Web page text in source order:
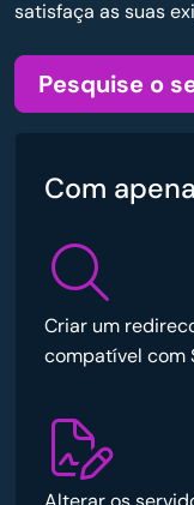
satisfaça as suas
Pesquise o
Com
Criar um
compatível com